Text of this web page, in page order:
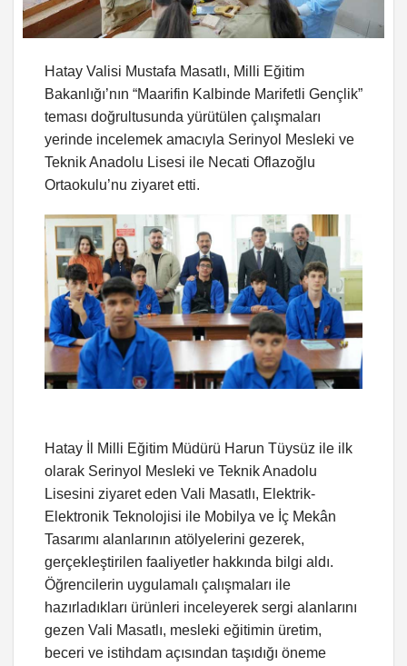
Hatay Valisi Mustafa Masatlı, Milli Eğitim
Bakanlığı’nın “Maarifin Kalbinde Marifetli Gençlik”
teması doğrultusunda yürütülen çalışmaları
yerinde incelemek amacıyla Serinyol Mesleki ve
Teknik Anadolu Lisesi ile Necati Oflazoğlu
Ortaokulu’nu ziyaret etti.
Hatay İl Milli Eğitim Müdürü Harun Tüysüz ile ilk
olarak Serinyol Mesleki ve Teknik Anadolu
Lisesini ziyaret eden Vali Masatlı, Elektrik-
Elektronik Teknolojisi ile Mobilya ve İç Mekân
Tasarımı alanlarının atölyelerini gezerek,
gerçekleştirilen faaliyetler hakkında bilgi aldı.
Öğrencilerin uygulamalı çalışmaları ile
hazırladıkları ürünleri inceleyerek sergi alanlarını
gezen Vali Masatlı, mesleki eğitimin üretim,
beceri ve istihdam açısından taşıdığı öneme